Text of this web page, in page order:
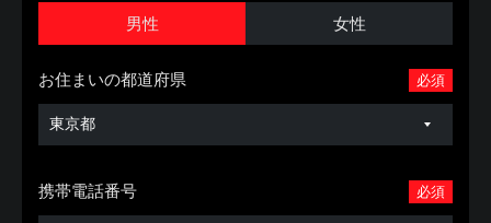
男性 女性
必須
お住まいの都道府県
必須
携帯電話番号